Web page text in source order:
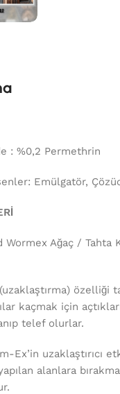
: %0,2 Permethrin
Emülgatör,
Wormex Ağaç /
özelliği
kaçmak için
telef olurlar.
Ex’in uzaklaştırıcı
alanlara